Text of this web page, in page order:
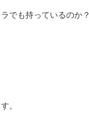
でも持っているのか
。